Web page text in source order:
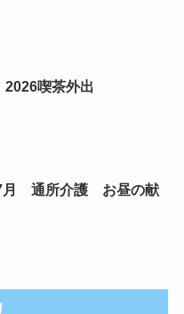
喫茶外出
月 通所介護 お昼の献